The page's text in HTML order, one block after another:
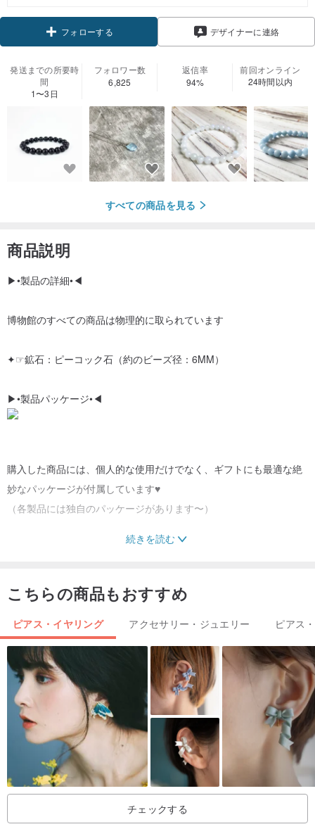
デザイナーに連絡
発送までの所要時
間
1〜3日
フォロワー数
6,825
返信率
94%
前回オンライン
24時間以内
すべての商品を見る
商品説明
▶•製品の詳細•◀
博物館のすべての商品は物理的に取られています
✦☞鉱石：ピーコック石（約のビーズ径：6MM）
▶•製品パッケージ•◀
購入した商品には、個人的な使用だけでなく、ギフトにも最適な絶
妙なパッケージが付属しています♥
（各製品には独自のパッケージがあります〜）
✦☞手首の最も細い部分の周りに「さまざまな種類のワイヤー/テー
プ/紙」を取り、手のサイズである手首に合わせることができます
（ワイヤーまたは紙を使用する場合は、長さを測定する必要があり
ます、平らな場所に平らに置き、定規を使用して手の周囲のサイズ
を測定します。通常の着用弾性に応じて0.5cmを増減することもで
きます）、手の周囲のサイズを設計者に通知しますあなたに最適な
長さを作成します。
✦☞作るときは、通知されたハンドサークルのサイズに合わせて作
ります。自分に合ったサイズで、ブレスレットを付けて履き心地も
続きを読む
こちらの商品もおすすめ
ピアス・イヤリング アクセサリー・ジュエリー ピアス
チェックする